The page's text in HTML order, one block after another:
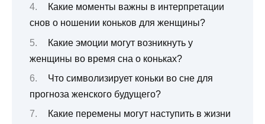
Какие моменты важны в интерпретации
снов о ношении коньков для женщины?
Какие эмоции могут возникнуть у
женщины во время сна о коньках?
Что символизирует коньки во сне для
прогноза женского будущего?
Какие перемены могут наступить в жизни